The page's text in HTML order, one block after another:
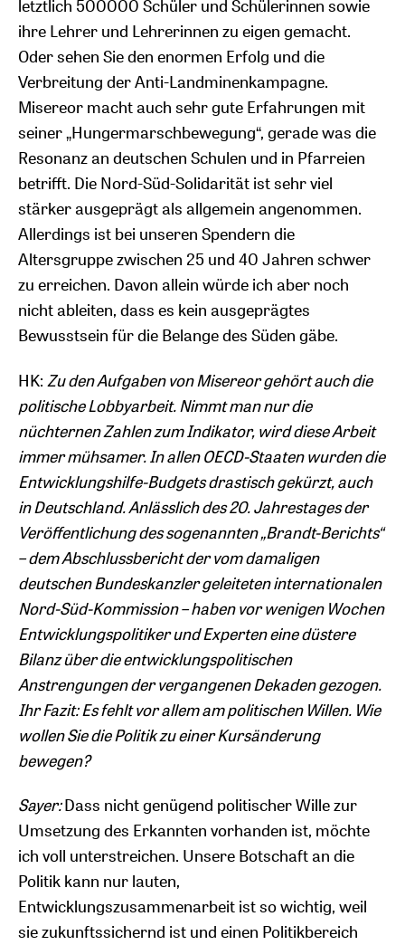
letztlich 500000 Schüler und Schülerinnen sowie
ihre Lehrer und Lehrerinnen zu eigen gemacht.
Oder sehen Sie den enormen Erfolg und die
Verbreitung der Anti-Landminenkampagne.
Misereor macht auch sehr gute Erfahrungen mit
seiner „Hungermarschbewegung“, gerade was die
Resonanz an deutschen Schulen und in Pfarreien
betrifft. Die Nord-Süd-Solidarität ist sehr viel
stärker ausgeprägt als allgemein angenommen.
Allerdings ist bei unseren Spendern die
Altersgruppe zwischen 25 und 40 Jahren schwer
zu erreichen. Davon allein würde ich aber noch
nicht ableiten, dass es kein ausgeprägtes
Bewusstsein für die Belange des Süden gäbe.
HK: Zu den Aufgaben von Misereor gehört auch die
politische Lobbyarbeit. Nimmt man nur die
nüchternen Zahlen zum Indikator, wird diese Arbeit
immer mühsamer. In allen OECD-Staaten wurden die
Entwicklungshilfe-Budgets drastisch gekürzt, auch
in Deutschland. Anlässlich des 20. Jahrestages der
Veröffentlichung des sogenannten „Brandt-Berichts“
– dem Abschlussbericht der vom damaligen
deutschen Bundeskanzler geleiteten internationalen
Nord-Süd-Kommission – haben vor wenigen Wochen
Entwicklungspolitiker und Experten eine düstere
Bilanz über die entwicklungspolitischen
Anstrengungen der vergangenen Dekaden gezogen.
Ihr Fazit: Es fehlt vor allem am politischen Willen. Wie
wollen Sie die Politik zu einer Kursänderung
bewegen?
Sayer:Dass nicht genügend politischer Wille zur
Umsetzung des Erkannten vorhanden ist, möchte
ich voll unterstreichen. Unsere Botschaft an die
Politik kann nur lauten,
Entwicklungszusammenarbeit ist so wichtig, weil
sie zukunftssichernd ist und einen Politikbereich